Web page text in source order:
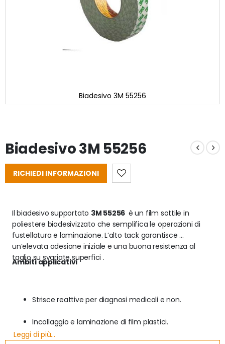
Biadesivo 3M 55256
di
immagini
Biadesivo 3M 55256
RICHIEDI INFORMAZIONI
Il biadesivo supportato 3M 55256 è un film sottile in
poliestere biadesivizzato che semplifica le operazioni di
fustellatura e laminazione. L’alto tack garantisce
un’elevata adesione iniziale e una buona resistenza al
taglio su svariate superfici .
Ambiti applicativi
Strisce reattive per diagnosi medicali e non.
Incollaggio e laminazione di film plastici.
Leggi di più...